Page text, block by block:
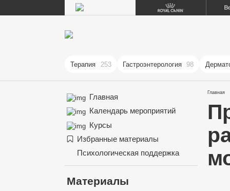
Терапия 253 Гастроэнтерология 98
Главная
Календарь мероприятий
Курсы
Избранные материалы
Психологическая поддержка
Материалы
Главная